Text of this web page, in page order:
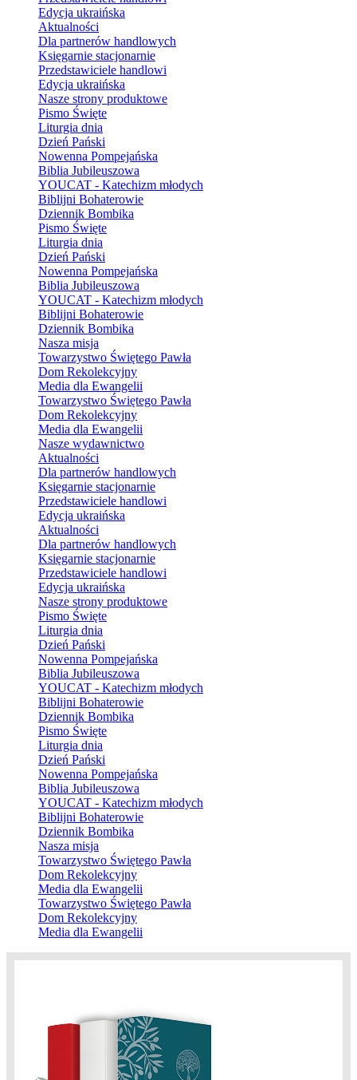
Edycja ukraińska
Aktualności
Dla partnerów handlowych
Księgarnie stacjonarnie
Przedstawiciele handlowi
Edycja ukraińska
Nasze strony produktowe
Pismo Święte
Liturgia dnia
Dzień Pański
Nowenna Pompejańska
Biblia Jubileuszowa
YOUCAT - Katechizm młodych
Biblijni Bohaterowie
Dziennik Bombika
Pismo Święte
Liturgia dnia
Dzień Pański
Nowenna Pompejańska
Biblia Jubileuszowa
YOUCAT - Katechizm młodych
Biblijni Bohaterowie
Dziennik Bombika
Nasza misja
Towarzystwo Świętego Pawła
Dom Rekolekcyjny
Media dla Ewangelii
Towarzystwo Świętego Pawła
Dom Rekolekcyjny
Media dla Ewangelii
Nasze wydawnictwo
Aktualności
Dla partnerów handlowych
Księgarnie stacjonarnie
Przedstawiciele handlowi
Edycja ukraińska
Aktualności
Dla partnerów handlowych
Księgarnie stacjonarnie
Przedstawiciele handlowi
Edycja ukraińska
Nasze strony produktowe
Pismo Święte
Liturgia dnia
Dzień Pański
Nowenna Pompejańska
Biblia Jubileuszowa
YOUCAT - Katechizm młodych
Biblijni Bohaterowie
Dziennik Bombika
Pismo Święte
Liturgia dnia
Dzień Pański
Nowenna Pompejańska
Biblia Jubileuszowa
YOUCAT - Katechizm młodych
Biblijni Bohaterowie
Dziennik Bombika
Nasza misja
Towarzystwo Świętego Pawła
Dom Rekolekcyjny
Media dla Ewangelii
Towarzystwo Świętego Pawła
Dom Rekolekcyjny
Media dla Ewangelii